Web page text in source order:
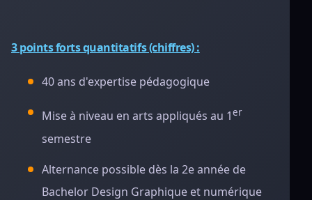
3 points forts quantitatifs (chiffres) :
40 ans d'expertise pédagogique
Mise à niveau en arts appliqués au 1er
semestre
Alternance possible dès la 2e année de
Bachelor Design Graphique et numérique